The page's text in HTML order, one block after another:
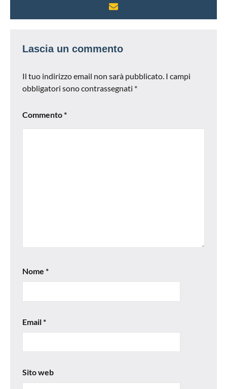
Lascia un commento
Il tuo indirizzo email non sarà pubblicato. I campi
obbligatori sono contrassegnati *
Commento*
Nome *
Email*
Sito web